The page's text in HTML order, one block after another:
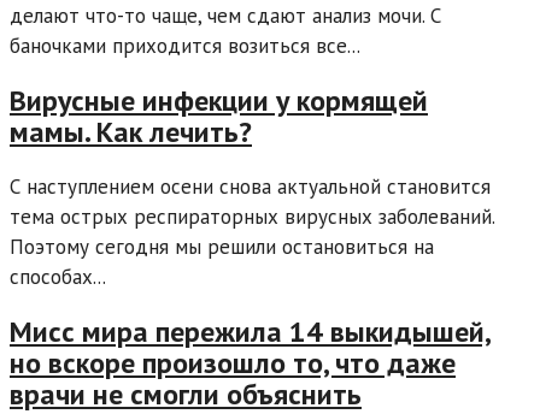
делают что-то чаще, чем сдают анализ мочи. С
баночками приходится возиться все...
Вирусные инфекции у кормящей
мамы. Как лечить?
С наступлением осени снова актуальной становится
тема острых респираторных вирусных заболеваний.
Поэтому сегодня мы решили остановиться на
способах...
Мисс мира пережила 14 выкидышей,
но вскоре произошло то, что даже
врачи не смогли объяснить